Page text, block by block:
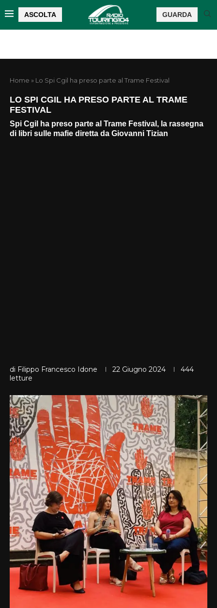
ASCOLTA GUARDA
Home » Lo Spi Cgil ha preso parte al Trame Festival
LO SPI CGIL HA PRESO PARTE AL TRAME
FESTIVAL
Spi Cgil ha preso parte al Trame Festival, la rassegna
di libri sulle mafie diretta da Giovanni Tizian
di Filippo Francesco Idone 22 Giugno 2024
444
letture